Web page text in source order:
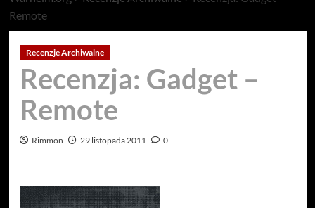
Remote
Recenzje Archiwalne
Recenzja: Gadget –
Remote
Rimmön 29 listopada 2011 0